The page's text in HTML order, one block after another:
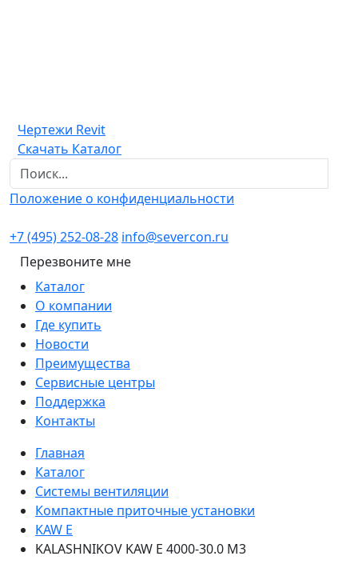
Чертежи Revit
Скачать Каталог
Положение о конфиденциальности
+7 (495) 252-08-28 info@severcon.ru
Перезвоните мне
Каталог
О компании
Где купить
Новости
Преимущества
Сервисные центры
Поддержка
Контакты
Главная
Каталог
Системы вентиляции
Компактные приточные установки
KAW E
KALASHNIKOV KAW E 4000-30.0 M3